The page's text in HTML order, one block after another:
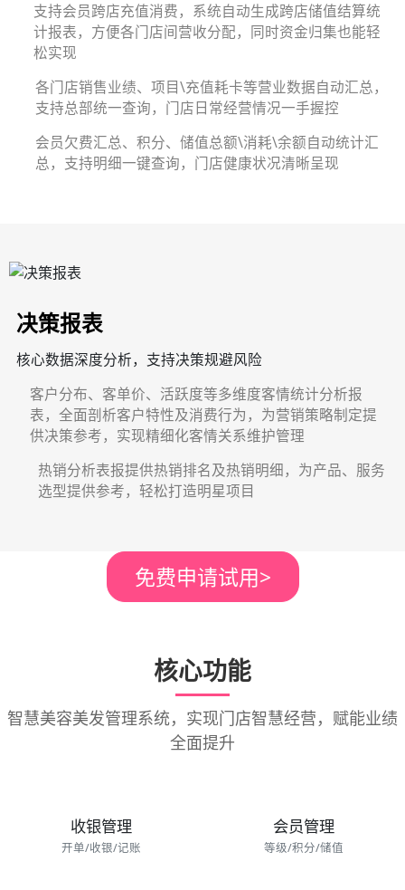
支持会员跨店充值消费，系统自动生成跨店储值结算统
计报表，方便各门店间营收分配，同时资金归集也能轻
松实现
各门店销售业绩、项目\充值耗卡等营业数据自动汇总，
支持总部统一查询，门店日常经营情况一手握控
会员欠费汇总、积分、储值总额\消耗\余额自动统计汇
总，支持明细一键查询，门店健康状况清晰呈现
决策报表
核心数据深度分析，支持决策规避风险
客户分布、客单价、活跃度等多维度客情统计分析报
表，全面剖析客户特性及消费行为，为营销策略制定提
供决策参考，实现精细化客情关系维护管理
热销分析表报提供热销排名及热销明细，为产品、服务
选型提供参考，轻松打造明星项目
免费申请试用>
核心功能
智慧美容美发管理系统，实现门店智慧经营，赋能业绩
全面提升
收银管理
开单/收银/记账
会员管理
等级/积分/储值